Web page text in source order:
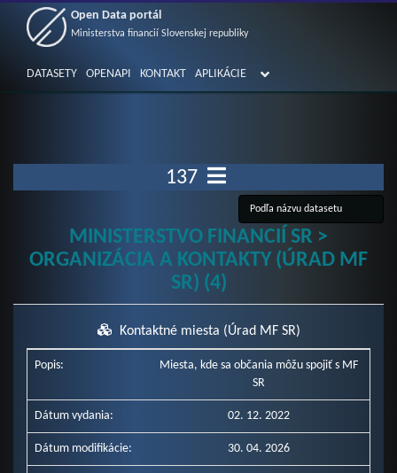
Open Data portál
Ministerstva financií Slovenskej republiky
DATASETY OPENAPI KONTAKT APLIKÁCIE
137
MINISTERSTVO FINANCIÍ SR >
ORGANIZÁCIA A KONTAKTY (ÚRAD MF
SR) (4)
Kontaktné miesta (Úrad MF SR)
Popis:
Miesta, kde sa občania môžu spojiť s MF
SR
Dátum vydania: 02. 12. 2022
Dátum modifikácie: 30. 04. 2026